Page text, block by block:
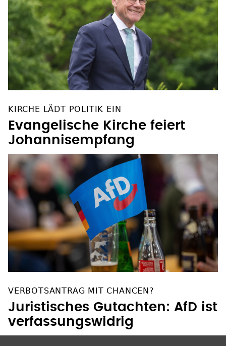
KIRCHE LÄDT POLITIK EIN
Evangelische Kirche feiert
Johannisempfang
VERBOTSANTRAG MIT CHANCEN?
Juristisches Gutachten: AfD ist
verfassungswidrig